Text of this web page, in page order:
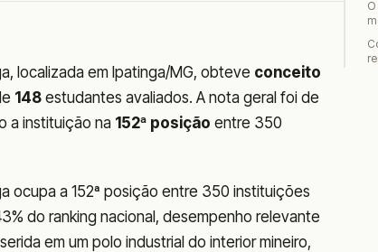
localizada em Ipatinga/MG, obteve conceito
148 estudantes avaliados. A nota geral foi de
a instituição na 152ª posição entre 350
ocupa a 152ª posição entre 350 instituições
do ranking nacional, desempenho relevante
em um polo industrial do interior mineiro,